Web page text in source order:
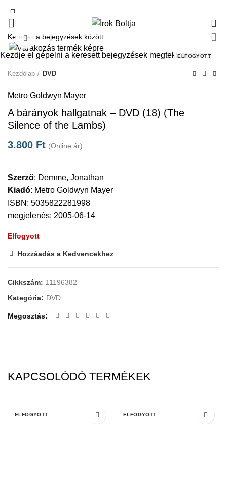
ELFOGYOTT
Click to enlarge
Kezdőlap DVD
Metro Goldwyn Mayer
A bárányok hallgatnak – DVD (18) (The
Silence of the Lambs)
3.800 Ft (Online ár)
Szerző: Demme, Jonathan
Kiadó: Metro Goldwyn Mayer
ISBN: 5035822281998
megjelenés: 2005-06-14
Elfogyott
Hozzáadás a Kedvencekhez
Cikkszám: 11196382
Kategória: DVD
Megosztás
KAPCSOLÓDÓ TERMÉKEK
ELFOGYOTT ELFOGYOTT
Kezdje el gépelni a keresett bejegyzések megtekintéséhez.